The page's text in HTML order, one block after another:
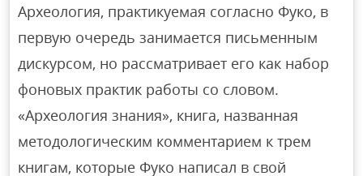
Археология, практикуемая согласно Фуко, в
первую очередь занимается письменным
дискурсом, но рассматривает его как набор
фоновых практик работы со словом.
«Археология знания», книга, названная
методологическим комментарием к трем
книгам, которые Фуко написал в свой